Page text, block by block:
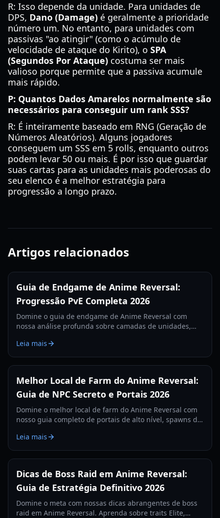
R: Isso depende da unidade. Para unidades de
DPS, Dano (Damage) é geralmente a prioridade
número um. No entanto, para unidades com
passivas "ao atingir" (como o acúmulo de
velocidade de ataque do Kirito), o SPA
(Segundos Por Ataque) costuma ser mais
valioso porque permite que a passiva acumule
mais rápido.
P: Quantos Dados Amarelos normalmente são
necessários para conseguir um rank SSS?
R: É inteiramente baseado em RNG (Geração de
Números Aleatórios). Alguns jogadores
conseguem um SSS em 5 rolls, enquanto outros
podem levar 50 ou mais. É por isso que guardar
suas cartas para as unidades mais poderosas do
seu elenco é a melhor estratégia para
progressão a longo prazo.
Artigos relacionados
Guia de Endgame de Anime Reversal:
Progressão PvE Completa 2026
Domine o guia de endgame de Anime Reversal com
nossa análise profunda sobre camadas de unidades,
de nível S para 2026.
Leia mais
Melhor Local de Farm do Anime Reversal:
Guia de NPC Secreto e Portais 2026
Domine o melhor local de farm do Anime Reversal com
nosso guia completo de portais de alto nível, spawns de
Leia mais
Dicas de Boss Raid em Anime Reversal:
Guia de Estratégia Definitivo 2026
Domine o meta com nossas dicas abrangentes de boss
raid em Anime Reversal. Aprenda sobre traits Elite,